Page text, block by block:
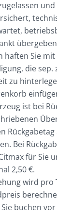
haften Sie mit
die sep.
zu
ist bei
Bei
für Sie
2,50 €.
wird pro
buchen